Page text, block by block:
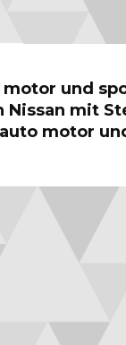
und
Nissan mit
motor